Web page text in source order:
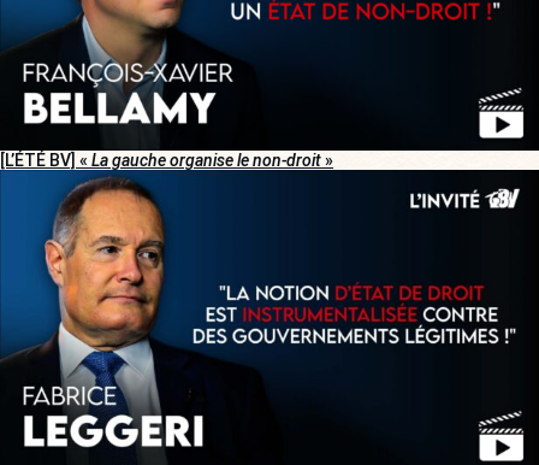
[L’ÉTÉ BV] « La gauche organise le non-droit»